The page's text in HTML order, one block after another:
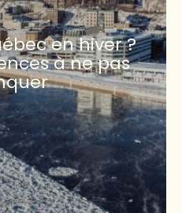
en hiver ?
à ne pas